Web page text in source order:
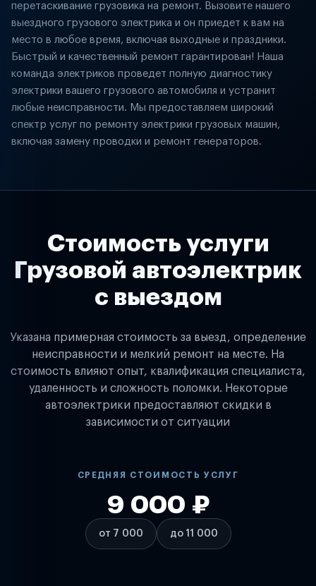
перетаскивание грузовика на ремонт. Вызовите нашего
выездного грузового электрика и он приедет к вам на
место в любое время, включая выходные и праздники.
Быстрый и качественный ремонт гарантирован! Наша
команда электриков проведет полную диагностику
электрики вашего грузового автомобиля и устранит
любые неисправности. Мы предоставляем широкий
спектр услуг по ремонту электрики грузовых машин,
включая замену проводки и ремонт генераторов.
Стоимость услуги
Грузовой автоэлектрик
с выездом
Указана примерная стоимость за выезд, определение
неисправности и мелкий ремонт на месте. На
стоимость влияют опыт, квалификация специалиста,
удаленность и сложность поломки. Некоторые
автоэлектрики предоставляют скидки в
зависимости от ситуации
СРЕДНЯЯ СТОИМОСТЬ УСЛУГ
от 7 000
9 000 ₽
до 11 000